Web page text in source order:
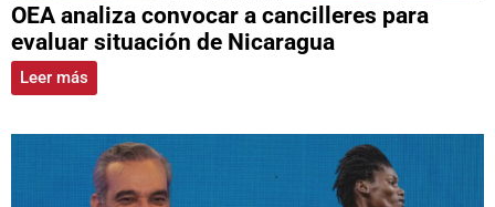
OEA analiza convocar a cancilleres para
evaluar situación de Nicaragua
Leer más